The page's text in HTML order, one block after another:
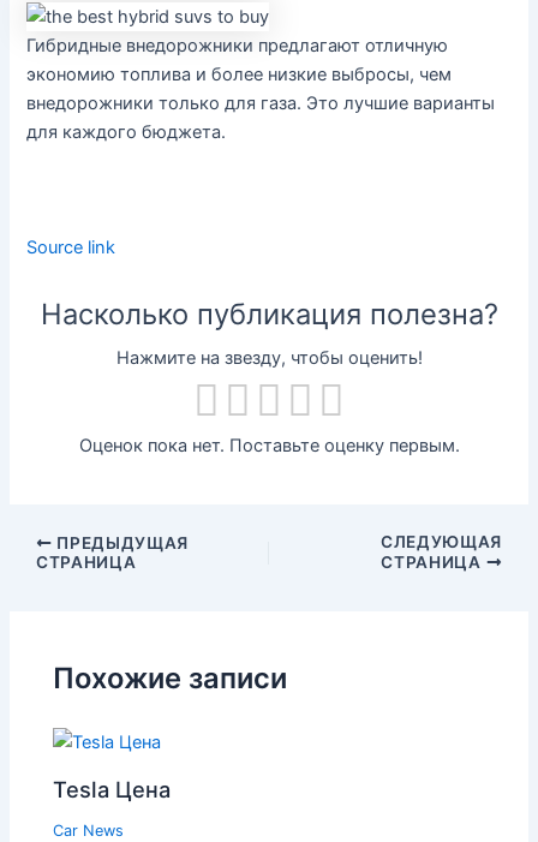
Гибридные внедорожники предлагают отличную
экономию топлива и более низкие выбросы, чем
внедорожники только для газа. Это лучшие варианты
для каждого бюджета.
Source link
Насколько публикация полезна?
Нажмите на звезду, чтобы оценить!
Оценок пока нет. Поставьте оценку первым.
ПРЕДЫДУЩАЯ
СТРАНИЦА
СЛЕДУЮЩАЯ
СТРАНИЦА
Похожие записи
Tesla Цена
Car News